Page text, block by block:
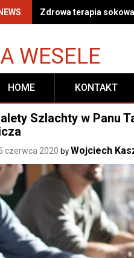
Zdrowa terapia
WESELE
HOME KONTAKT
Szlachty w Panu
czerwca 2020 by Wojciech